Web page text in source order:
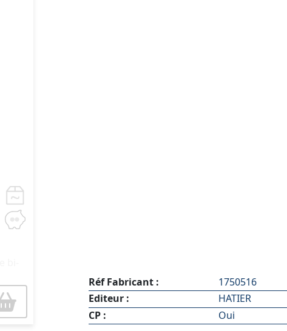
Réf Fabricant :
1750516
Editeur :
HATIER
CP :
Oui